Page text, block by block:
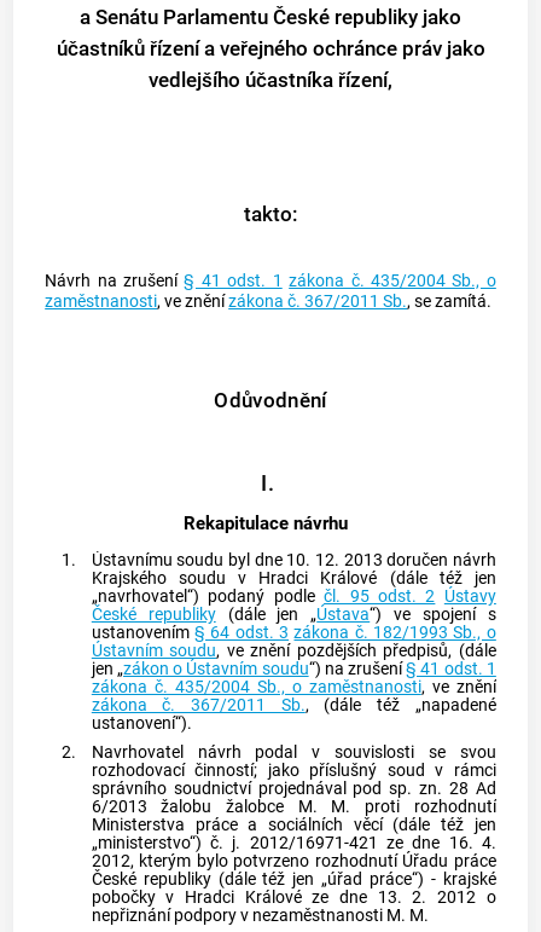
a Senátu Parlamentu České republiky jako
účastníků řízení a veřejného ochránce práv jako
vedlejšího účastníka řízení,
takto:
Návrh na zrušení§ 41 odst. 1 zákona č. 435/2004 Sb., o
zaměstnanosti, ve zněnízákona č. 367/2011 Sb., se zamítá.
Odůvodnění
I.
Rekapitulace návrhu
1. Ústavnímu soudu byl dne 10. 12. 2013 doručen návrh
Krajského soudu v Hradci Králové (dále též jen
„navrhovatel“) podaný podlečl. 95 odst. 2 Ústavy
České republiky(dále jen „Ústava“) ve spojení s
ustanovením§ 64 odst. 3 zákona č. 182/1993 Sb., o
Ústavním soudu, ve znění pozdějších předpisů, (dále
jen „zákon o Ústavním soudu“) na zrušení§ 41 odst. 1
zákona č. 435/2004 Sb., o zaměstnanosti, ve znění
zákona č. 367/2011 Sb., (dále též „napadené
ustanovení“).
2.
Navrhovatel návrh podal v souvislosti se svou
rozhodovací činností; jako příslušný soud v rámci
správního soudnictví projednával pod sp. zn. 28 Ad
6/2013 žalobu žalobce M. M. proti rozhodnutí
Ministerstva práce a sociálních věcí (dále též jen
„ministerstvo“) č. j. 2012/16971-421 ze dne 16. 4.
2012, kterým bylo potvrzeno rozhodnutí Úřadu práce
České republiky (dále též jen „úřad práce“) - krajské
pobočky v Hradci Králové ze dne 13. 2. 2012 o
nepřiznání podpory v nezaměstnanosti M. M.